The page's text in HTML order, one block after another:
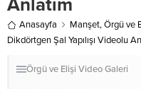
Anlatım
Anasayfa Manşet,Örgü ve
Dikdörtgen Şal Yapılışı Videolu
Örgü ve Elişi Video Galeri